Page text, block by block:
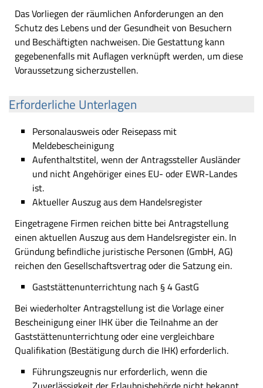
Das Vorliegen der räumlichen Anforderungen an den
Schutz des Lebens und der Gesundheit von Besuchern
und Beschäftigten nachweisen. Die Gestattung kann
gegebenenfalls mit Auflagen verknüpft werden, um diese
Voraussetzung sicherzustellen.
Erforderliche Unterlagen
Personalausweis oder Reisepass mit
Meldebescheinigung
Aufenthaltstitel, wenn der Antragssteller Ausländer
und nicht Angehöriger eines EU- oder EWR-Landes
ist.
Aktueller Auszug aus dem Handelsregister
Eingetragene Firmen reichen bitte bei Antragstellung
einen aktuellen Auszug aus dem Handelsregister ein. In
Gründung befindliche juristische Personen (GmbH, AG)
reichen den Gesellschaftsvertrag oder die Satzung ein.
Gaststättenunterrichtung nach § 4 GastG
Bei wiederholter Antragstellung ist die Vorlage einer
Bescheinigung einer IHK über die Teilnahme an der
Gaststättenunterrichtung oder eine vergleichbare
Qualifikation (Bestätigung durch die IHK) erforderlich.
Führungszeugnis nur erforderlich, wenn die